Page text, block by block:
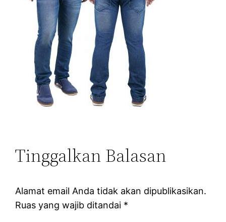
Tinggalkan Balasan
Alamat email Anda tidak akan dipublikasikan.
Ruas yang wajib ditandai *